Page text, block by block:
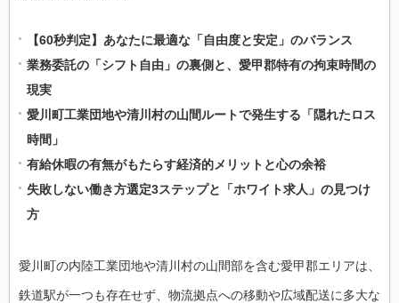
【60秒判定】あなたに最適な「自由度と安定」のバランス
業務委託の「シフト自由」の裏側と、愛甲郡特有の拘束時間の
現実
愛川町工業団地や清川村の山間ルートで発生する「隠れたロス
時間」
有給休暇の有無がもたらす経済的メリットと心の余裕
失敗しない働き方選定3ステップと「ホワイト求人」の見つけ
方
愛川町の内陸工業団地や清川村の山間部を含む愛甲郡エリアは、
鉄道駅が一つも存在せず、物流拠点への移動や広域配送に多大な